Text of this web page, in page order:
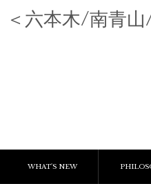
＜六本木/南青
WHAT'S NEW